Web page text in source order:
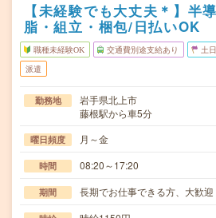
【未経験でも大丈夫＊】半
脂・組立・梱包/日払いOK
職種未経験OK 交通費別途支給あり 土
派遣
勤務地
岩手県北上市
藤根駅から車5分
曜日頻度 月～金
時間 08:20～17:20
期間 長期でお仕事できる方、大歓迎